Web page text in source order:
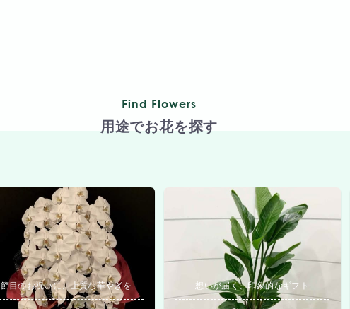
Find Flowers
用途でお花を探す
節目のお祝いに、上質な華やぎを 想いが届く、印象的なギフト